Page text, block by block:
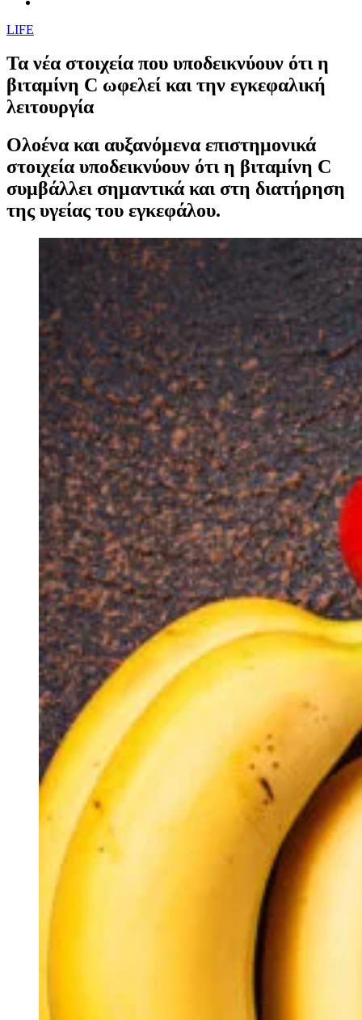
LIFE
Τα νέα στοιχεία που υποδεικνύουν ότι η
βιταμίνη C ωφελεί και την εγκεφαλική
λειτουργία
Ολοένα και αυξανόμενα επιστημονικά
στοιχεία υποδεικνύουν ότι η βιταμίνη C
συμβάλλει σημαντικά και στη διατήρηση
της υγείας του εγκεφάλου.